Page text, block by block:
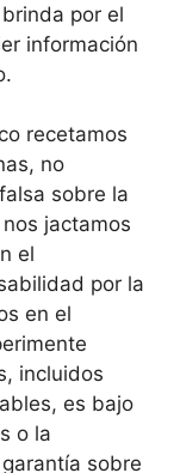
por el
información
recetamos
no
sobre la
jactamos
el
por la
en el
incluidos
es bajo
o la
sobre